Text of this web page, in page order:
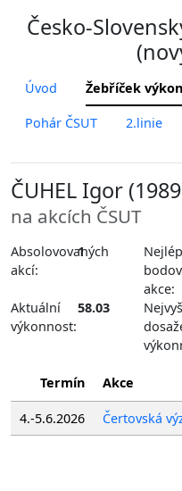
Česko-
Úvod Žebříček
Pohár ČSUT 2.linie
ČUHEL Igor
na akcích ČSUT
Absolovovaných
akcí:
1
akce:
Aktuální
výkonnost:
58.03
Termín Akce
4.-5.6.2026 Čertovská